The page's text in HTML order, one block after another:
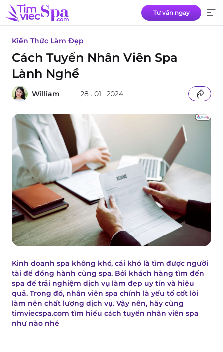
Tư vấn ngay
Tư vấn ngay
Kiến Thức Làm Đẹp
Cách Tuyển Nhân Viên Spa
Lành Nghề
William 28 . 01 . 2024
Kinh doanh spa không khó, cái khó là tìm được người
tài để đồng hành cùng spa. Bởi khách hàng tìm đến
spa để trải nghiệm dịch vụ làm đẹp uy tín và hiệu
quả. Trong đó, nhân viên spa chính là yếu tố cốt lõi
làm nên chất lượng dịch vụ. Vậy nên, hãy cùng
timviecspa.com tìm hiểu cách tuyển nhân viên spa
như nào nhé